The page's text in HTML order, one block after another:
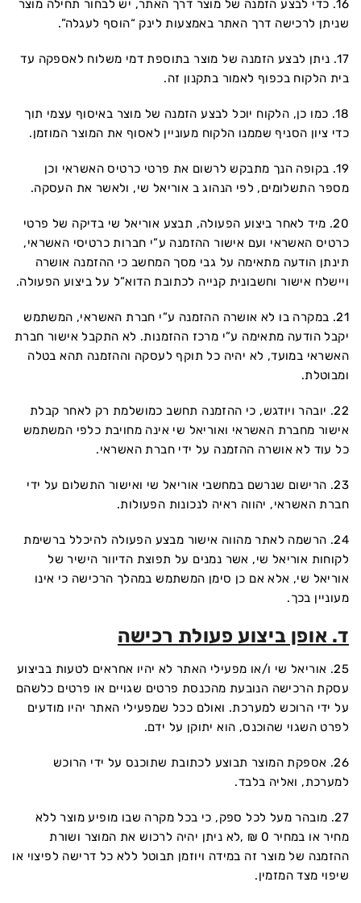
16. כדי לבצע הזמנה של מוצר דרך האתר, יש לבחור תחילה מוצר
שניתן לרכישה דרך האתר באמצעות לינק “הוסף לעגלה”.
17. ניתן לבצע הזמנה של מוצר בתוספת דמי משלוח לאספקה עד
בית הלקוח בכפוף לאמור בתקנון זה.
18. כמו כן, הלקוח יוכל לבצע הזמנה של מוצר באיסוף עצמי תוך
כדי ציון הסניף שממנו הלקוח מעוניין לאסוף את המוצר המוזמן.
19. בקופה הנך מתבקש לרשום את פרטי כרטיס האשראי וכן
מספר התשלומים, לפי הנהוג ב אוריאל שי, ולאשר את העסקה.
20. מיד לאחר ביצוע הפעולה, תבצע אוריאל שי בדיקה של פרטי
כרטיס האשראי ועם אישור ההזמנה ע”י חברות כרטיסי האשראי,
תינתן הודעה מתאימה על גבי מסך המחשב כי ההזמנה אושרה
ויישלח אישור וחשבונית קנייה לכתובת הדוא”ל על ביצוע הפעולה.
21. במקרה בו לא אושרה ההזמנה ע”י חברת האשראי, המשתמש
יקבל הודעה מתאימה ע”י מרכז ההזמנות. לא התקבל אישור חברת
האשראי במועד, לא יהיה כל תוקף לעסקה וההזמנה תהא בטלה
ומבוטלת.
22. יובהר ויודגש, כי ההזמנה תחשב כמושלמת רק לאחר קבלת
אישור מחברת האשראי ואוריאל שי אינה מחויבת כלפי המשתמש
כל עוד לא אושרה ההזמנה על ידי חברת האשראי.
23. הרישום שנרשם במחשבי אוריאל שי ואישור התשלום על ידי
חברת האשראי, יהווה ראיה לנכונות הפעולות.
24. הרשמה לאתר מהווה אישור מבצע הפעולה להיכלל ברשימת
לקוחות אוריאל שי, אשר נמנים על תפוצת הדיוור הישיר של
אוריאל שי, אלא אם כן סימן המשתמש במהלך הרכישה כי אינו
מעוניין בכך.
ד. אופן ביצוע פעולת רכישה
25. אוריאל שי ו/או מפעילי האתר לא יהיו אחראים לטעות בביצוע
עסקת הרכישה הנובעת מהכנסת פרטים שגויים או פרטים כלשהם
על ידי הרוכש למערכת. ואולם ככל שמפעילי האתר יהיו מודעים
לפרט השגוי שהוכנס, הוא יתוקן על ידם.
26. אספקת המוצר תבוצע לכתובת שתוכנס על ידי הרוכש
למערכת, ואליה בלבד.
27. מובהר מעל לכל ספק, כי בכל מקרה שבו מופיע מוצר ללא
מחיר או במחיר 0 ₪ ,לא ניתן יהיה לרכוש את המוצר ושורת
ההזמנה של מוצר זה במידה ויוזמן תבוטל ללא כל דרישה לפיצוי או
שיפוי מצד המזמין.